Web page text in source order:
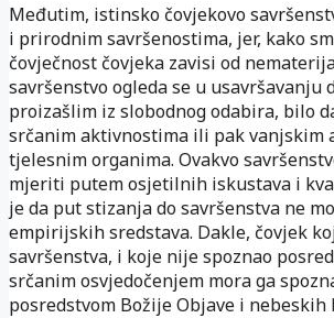
Međutim, istinsko čovjekovo
i prirodnim savršenostima, jer, kako
čovječnost čovjeka zavisi od
savršenstvo ogleda se u usavršavanju
proizašlim iz slobodnog odabira, bilo
srčanim aktivnostima ili pak vanjskim
tjelesnim organima. Ovakvo
mjeriti putem osjetilnih iskustava i
je da put stizanja do savršenstva ne
empirijskih sredstava. Dakle, čovjek
savršenstva, i koje nije spoznao
srčanim osvjedočenjem mora ga
posredstvom Božije Objave i nebeskih